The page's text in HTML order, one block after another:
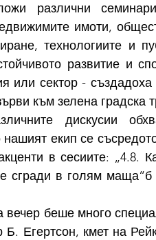
различни
имоти,
технологиите и
развитие и
или сектор -
към зелена градска
дискусии
нашият екип се
в сесиите: „4.8.
сгради в голям
вечер беше много
Б. Егертсон, кмет на